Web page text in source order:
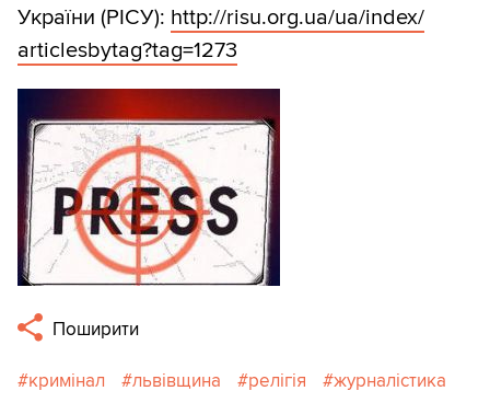
України (РІСУ): http://risu.org.ua/ua/index/
articlesbytag?tag=1273
Поширити
кримінал львівщина релігія журналістика